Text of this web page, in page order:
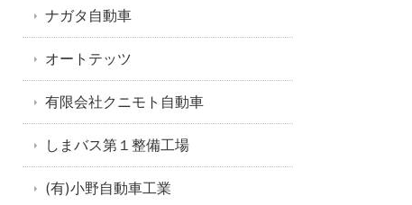
ナガタ自動車
オートテッツ
有限会社クニモト自動車
しまバス第１整備工場
(有)小野自動車工業